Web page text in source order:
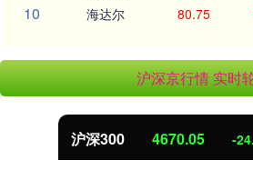
10 海达尔 80.75
沪深京行情 实时
沪深300 4670.05 -